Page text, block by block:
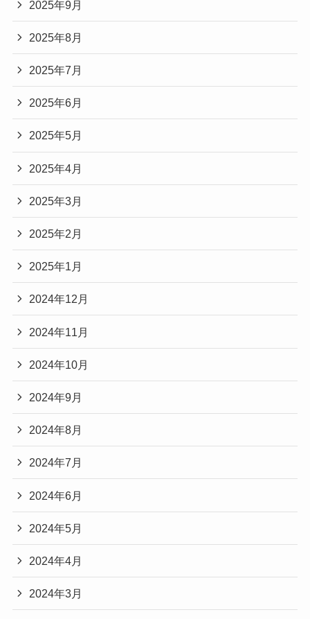
2025年9月
2025年8月
2025年7月
2025年6月
2025年5月
2025年4月
2025年3月
2025年2月
2025年1月
2024年12月
2024年11月
2024年10月
2024年9月
2024年8月
2024年7月
2024年6月
2024年5月
2024年4月
2024年3月